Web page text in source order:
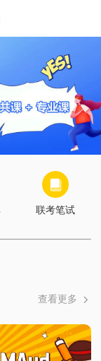
联考笔试
查看更多